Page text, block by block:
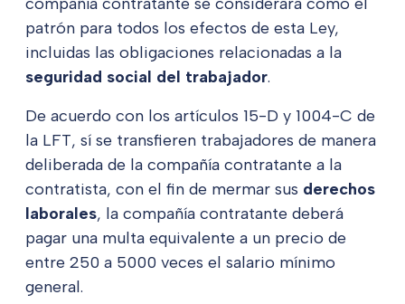
patrón para todos los efectos de esta Ley,
incluidas las obligaciones relacionadas a la
seguridad social del trabajador.
De acuerdo con los artículos 15-D y 1004-C de
la LFT, sí se transfieren trabajadores de manera
deliberada de la compañía contratante a la
contratista, con el fin de mermar sus derechos
laborales, la compañía contratante deberá
pagar una multa equivalente a un precio de
entre 250 a 5000 veces el salario mínimo
general.